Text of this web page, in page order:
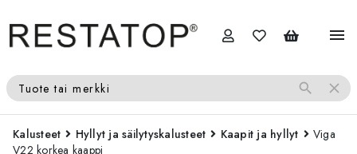
menu
Tuote tai merkki search close
Kalusteet Hyllyt ja säilytyskalusteet Kaapit ja hyllyt
Viga
V22 korkea kaappi